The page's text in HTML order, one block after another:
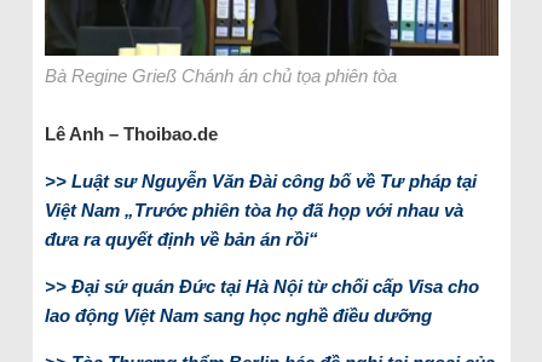
Bà Regine Grieß Chánh án chủ tọa phiên tòa
Lê Anh – Thoibao.de
>> Luật sư Nguyễn Văn Đài công bố về Tư pháp tại
Việt Nam „Trước phiên tòa họ đã họp với nhau và
đưa ra quyết định về bản án rồi“
>> Đại sứ quán Đức tại Hà Nội từ chối cấp Visa cho
lao động Việt Nam sang học nghề điều dưỡng